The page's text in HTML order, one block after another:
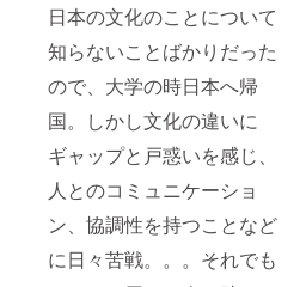
日本の文化のことについて
知らないことばかりだった
ので、大学の時日本へ帰
国。しかし文化の違いに
ギャップと戸惑いを感じ、
人とのコミュニケーショ
ン、協調性を持つことなど
に日々苦戦。。。それでも